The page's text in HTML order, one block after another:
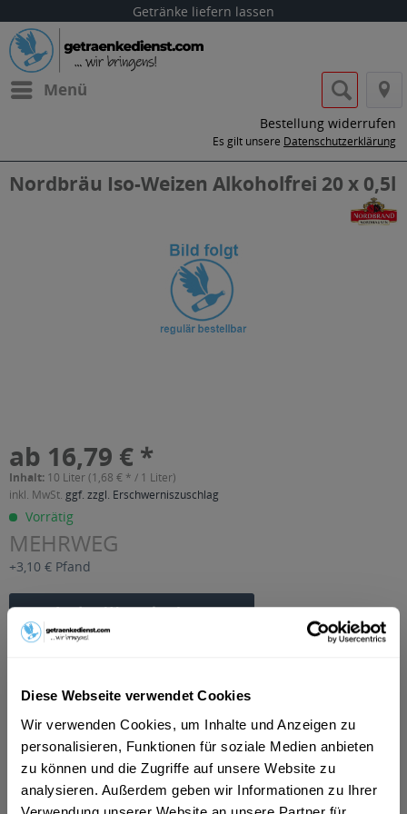
Diese Webseite verwendet Cookies
Wir verwenden Cookies, um Inhalte und Anzeigen zu
personalisieren, Funktionen für soziale Medien anbieten
zu können und die Zugriffe auf unsere Website zu
analysieren. Außerdem geben wir Informationen zu Ihrer
Getränke liefern lassen
Menü
Bestellung widerrufen
Es gilt unsere Datenschutzerklärung
Nordbräu Iso-Weizen Alkoholfrei 20 x 0,5l
ab 16,79 € *
Inhalt: 10 Liter (1,68 € * / 1 Liter)
inkl. MwSt. ggf. zzgl. Erschwerniszuschlag
Vorrätig
MEHRWEG
+3,10 € Pfand
In denWarenkorb
Beschreibung
mehr
"Nordbräu Iso-Weizen Alkoholfrei 20 x 0,5l"
Flaschengröße: